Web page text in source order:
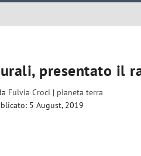
presentato il
Fulvia Croci | pianeta terra
5 August, 2019